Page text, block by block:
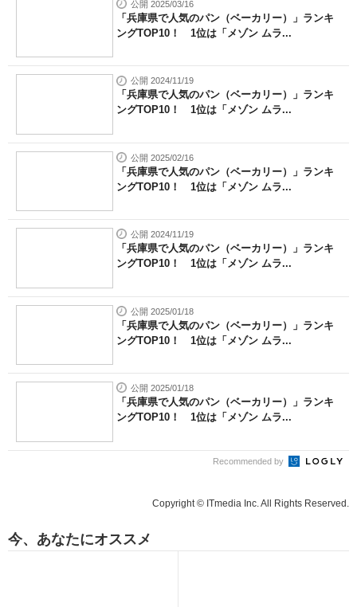
公開 2025/03/16
「兵庫県で人気のパン（ベーカリー）」ランキ
ングTOP10！ 1位は「メゾン ムラ...
公開 2024/11/19
「兵庫県で人気のパン（ベーカリー）」ランキ
ングTOP10！ 1位は「メゾン ムラ...
公開 2025/02/16
「兵庫県で人気のパン（ベーカリー）」ランキ
ングTOP10！ 1位は「メゾン ムラ...
公開 2024/11/19
「兵庫県で人気のパン（ベーカリー）」ランキ
ングTOP10！ 1位は「メゾン ムラ...
公開 2025/01/18
「兵庫県で人気のパン（ベーカリー）」ランキ
ングTOP10！ 1位は「メゾン ムラ...
公開 2025/01/18
「兵庫県で人気のパン（ベーカリー）」ランキ
ングTOP10！ 1位は「メゾン ムラ...
Recommended by
Copyright © ITmedia Inc. All Rights Reserved.
今、あなたにオススメ